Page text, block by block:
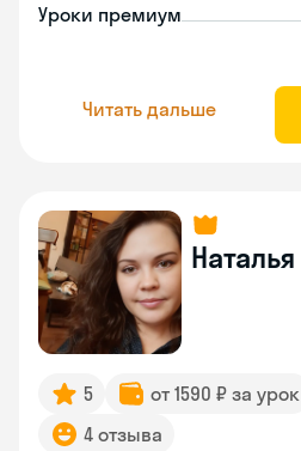
Уроки премиум
Читать дальше
Наталья
5 от 1590 ₽ за урок
4 отзыва